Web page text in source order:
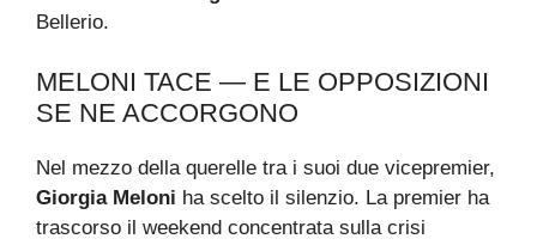
Bellerio.
MELONI TACE — E LE OPPOSIZIONI
SE NE ACCORGONO
Nel mezzo della querelle tra i suoi due vicepremier,
Giorgia Meloni ha scelto il silenzio. La premier ha
trascorso il weekend concentrata sulla crisi